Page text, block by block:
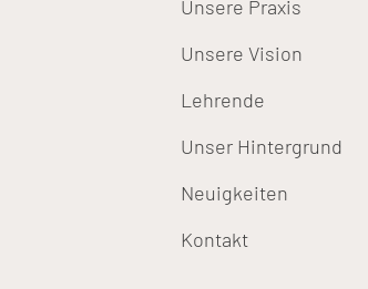
Unsere Praxis
Unsere Vision
Lehrende
Unser Hintergrund
Neuigkeiten
Kontakt